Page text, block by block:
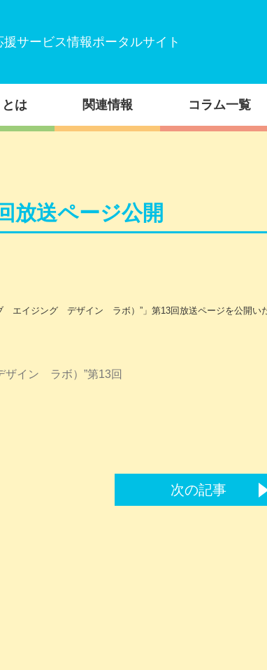
サービス情報ポータルサイト
とは 関連情報 コラム一覧
放送ページ公開
エイジング デザイン ラボ）”」第13回放送ページを公開い
イン ラボ）”第13回
次の記事